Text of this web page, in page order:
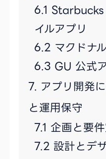
イルアプリ
マクドナ
GU 公式
アプリ開発
と運用保守
企画と要
設計とデ